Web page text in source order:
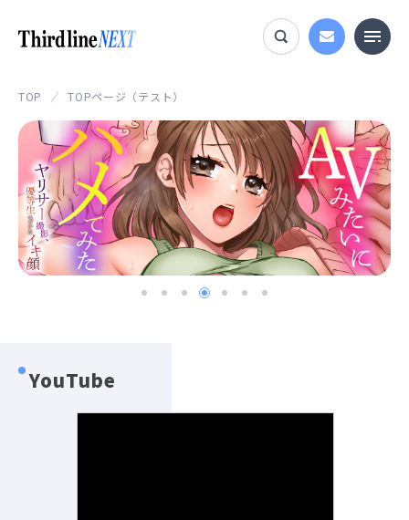
TOP TOPページ（テスト）
YouTube